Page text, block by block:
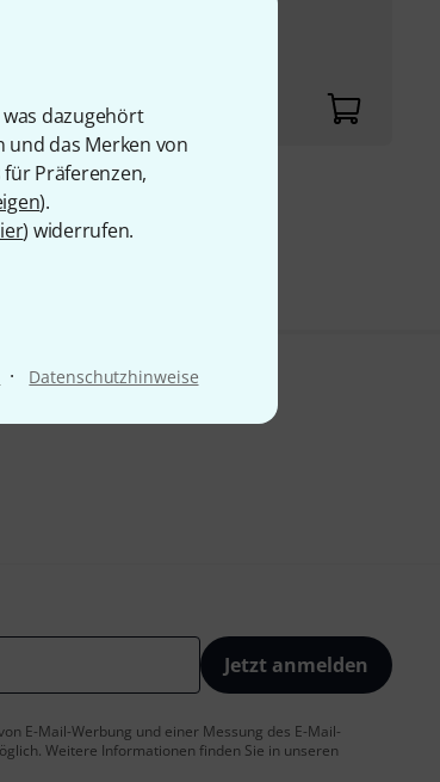
dazugehört
und das Merken von
Präferenzen,
).
) widerrufen.
· Datenschutzhinweise
Jetzt anmelden
E-Mail-Werbung und einer Messung des E-Mail-
Weitere Informationen finden Sie in unseren